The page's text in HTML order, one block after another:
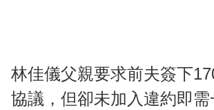
林佳儀父親要求前夫簽下
協議，但卻未加入違約即需